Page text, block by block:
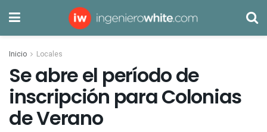
Inicio Locales
Se abre el período de
inscripción para Colonias
de Verano